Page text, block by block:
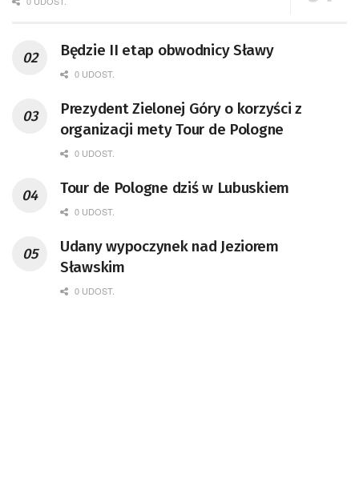
Będzie II etap obwodnicy Sławy
0 UDOST.
Prezydent Zielonej Góry o korzyści z
organizacji mety Tour de Pologne
0 UDOST.
Tour de Pologne dziś w Lubuskiem
0 UDOST.
Udany wypoczynek nad Jeziorem
Sławskim
0 UDOST.